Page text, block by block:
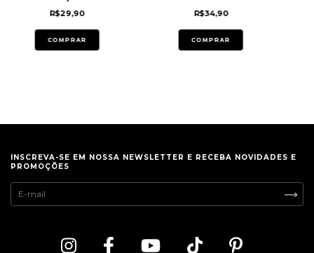
R$29,90
COMPRAR
R$34,90
COMPRAR
INSCREVA-SE EM NOSSA NEWSLETTER E RECEBA NOVIDADES E
PROMOÇÕES